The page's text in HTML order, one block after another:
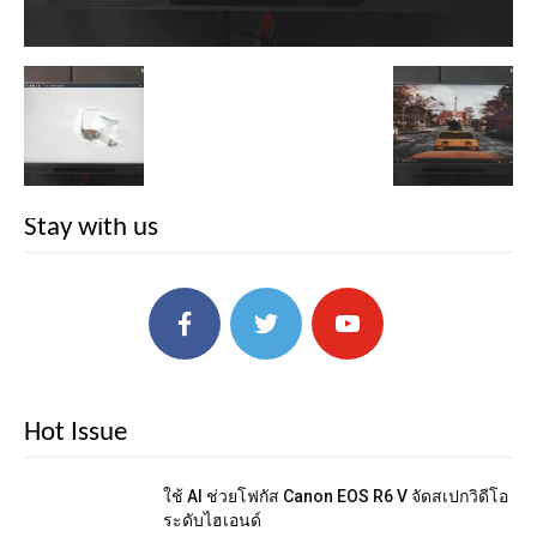
Stay with us
Hot Issue
ใช้ AI ช่วยโฟกัส Canon EOS R6 V จัดสเปกวิดีโอ
ระดับไฮเอนด์